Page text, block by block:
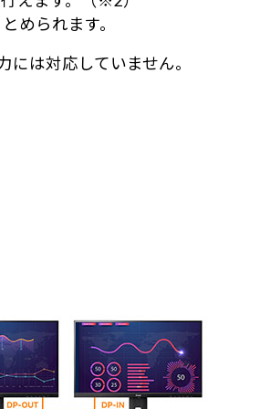
められます。
は対応していません。